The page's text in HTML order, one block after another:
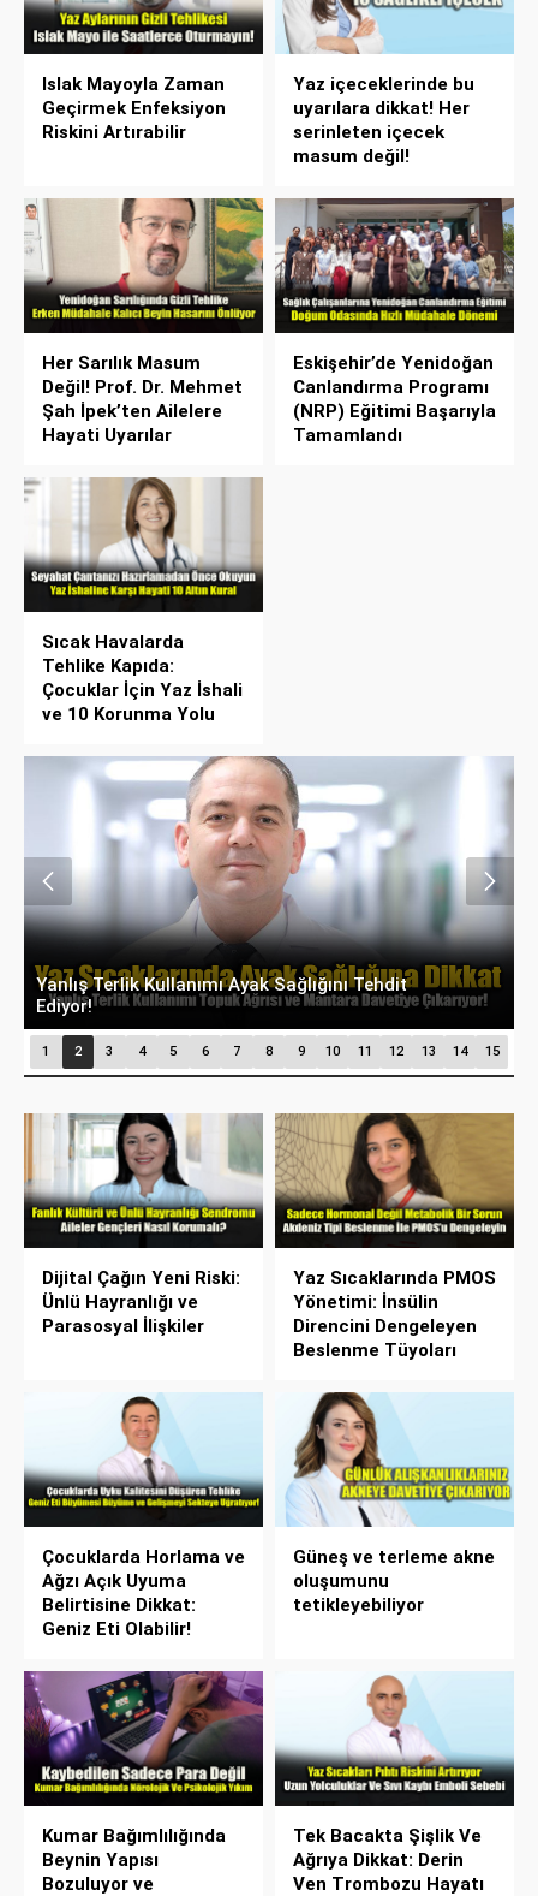
Islak Mayoyla Zaman
Geçirmek Enfeksiyon
Riskini Artırabilir
Yaz içeceklerinde bu
uyarılara dikkat! Her
serinleten içecek
masum değil!
Her Sarılık Masum
Değil! Prof. Dr. Mehmet
Şah İpek’ten Ailelere
Hayati Uyarılar
Eskişehir’de Yenidoğan
Canlandırma Programı
(NRP) Eğitimi Başarıyla
Tamamlandı
Sıcak Havalarda
Tehlike Kapıda:
Çocuklar İçin Yaz İshali
ve 10 Korunma Yolu
Süt Dişlerinden Kalıcı Gülüşlere: Çocuklarda Ağız
Bakımının Önemi
1 2 3 4 5 6 7 8 9 10 11 12 13 14 15
Dijital Çağın Yeni Riski:
Ünlü Hayranlığı ve
Parasosyal İlişkiler
Yaz Sıcaklarında PMOS
Yönetimi: İnsülin
Direncini Dengeleyen
Beslenme Tüyoları
Çocuklarda Horlama ve
Ağzı Açık Uyuma
Belirtisine Dikkat:
Geniz Eti Olabilir!
Güneş ve terleme akne
oluşumunu
tetikleyebiliyor
Kumar Bağımlılığında
Beynin Yapısı
Bozuluyor ve
Tek Bacakta Şişlik Ve
Ağrıya Dikkat: Derin
Ven Trombozu Hayatı